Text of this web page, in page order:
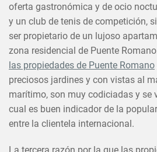
oferta gastronómica y de ocio
y un club de tenis de competición,
ser propietario de un lujoso
zona residencial de Puente
las propiedades de Puente Romano
preciosos jardines y con vistas al
marítimo, son muy codiciadas y se
cual es buen indicador de la
entre la clientela internacional.
La tercera razón por la que las
COMPARTIR ESTE
EN